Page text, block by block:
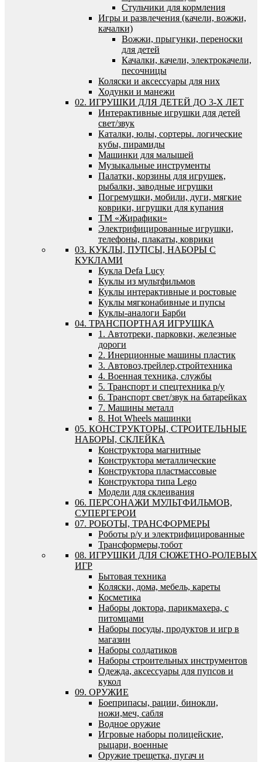
Стульчики для кормления
Игры и развлечения (качели, вожжи,
качалки)
Вожжи, прыгунки, переноски
для детей
Качалки, качели, электрокачели,
песочницы
Коляски и аксессуары для них
Ходунки и манежи
02. ИГРУШКИ ДЛЯ ДЕТЕЙ ДО 3-Х ЛЕТ
Интерактивные игрушки для детей
свет/звук
Каталки, юлы, сортеры. логические
кубы, пирамиды
Машинки для малышей
Музыкальные инструменты
Палатки, корзины для игрушек,
рыбалки, заводные игрушки
Погремушки, мобили, дуги, мягкие
коврики, игрушки для купания
ТМ «Жирафики»
Электрифицированные игрушки,
телефоны, плакаты, коврики
03. КУКЛЫ, ПУПСЫ, НАБОРЫ С
КУКЛАМИ
Кукла Defa Lucy
Куклы из мультфильмов
Куклы интерактивные и ростовые
Куклы мягконабивные и пупсы
Куклы-аналоги Барби
04. ТРАНСПОРТНАЯ ИГРУШКА
1. Автотреки, парковки, железные
дороги
2. Инерционные машины пластик
3. Автовоз,трейлер,стройтехника
4. Военная техника, службы
5. Транспорт и спецтехника р/у
6. Транспорт свет/звук на батарейках
7. Машины металл
8. Hot Wheels машинки
05. КОНСТРУКТОРЫ, СТРОИТЕЛЬНЫЕ
НАБОРЫ, СКЛЕЙКА
Конструктора магнитные
Конструктора металлические
Конструктора пластмассовые
Конструктора типа Lego
Модели для склеивания
06. ПЕРСОНАЖИ МУЛЬТФИЛЬМОВ,
СУПЕРГЕРОИ
07. РОБОТЫ, ТРАНСФОРМЕРЫ
Роботы р/у и электрифицированные
Трансформеры,тобот
08. ИГРУШКИ ДЛЯ СЮЖЕТНО-РОЛЕВЫХ
ИГР
Бытовая техника
Коляски, дома, мебель, кареты
Косметика
Наборы доктора, парикмахера, с
питомцами
Наборы посуды, продуктов и игр в
магазин
Наборы солдатиков
Наборы строительных инструментов
Одежда, аксессуары для пупсов и
кукол
09. ОРУЖИЕ
Боеприпасы, рации, бинокли,
ножи,меч, сабля
Водное оружие
Игровые наборы полицейские,
рыцари, военные
Оружие трещетка, пугач и